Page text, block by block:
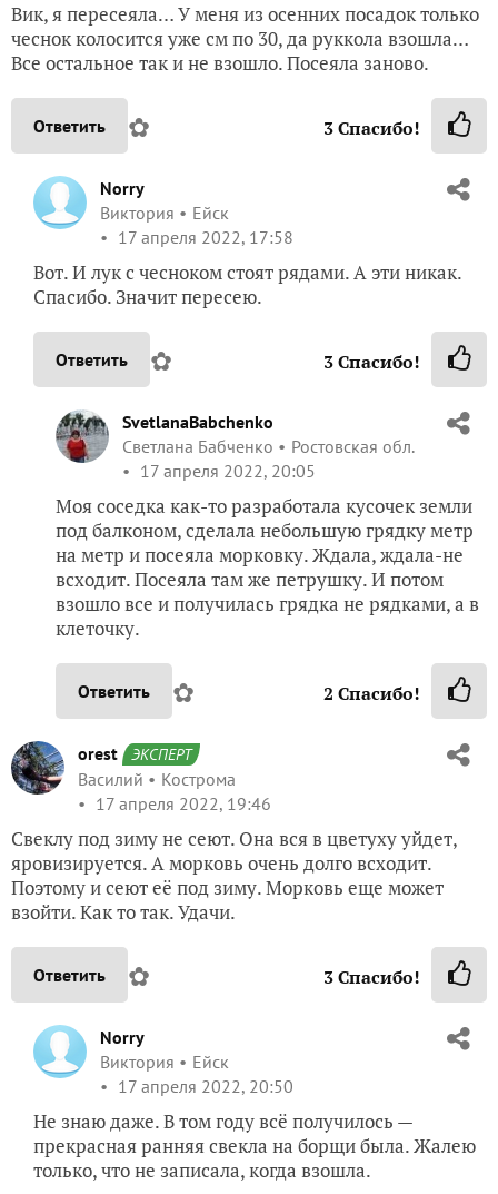
Вик, я пересеяла… У меня из осенних посадок только
чеснок колосится уже см по 30, да руккола взошла…
Все остальное так и не взошло. Посеяла заново.
Ответить ✿ 3Спасибо!
Norry
Виктория
Ейск
17 апреля 2022, 17:58
Вот. И лук с чесноком стоят рядами. А эти никак.
Спасибо. Значит пересею.
Ответить ✿ 3Спасибо!
SvetlanaBabchenko
Светлана Бабченко
Ростовская обл.
17 апреля 2022, 20:05
Моя соседка как-то разработала кусочек земли
под балконом, сделала небольшую грядку метр
на метр и посеяла морковку. Ждала, ждала-не
всходит. Посеяла там же петрушку. И потом
взошло все и получилась грядка не рядками, а в
клеточку.
Ответить ✿ 2 Спасибо!
orest ЭКСПЕРТ
Василий
Кострома
17 апреля 2022, 19:46
Свеклу под зиму не сеют. Она вся в цветуху уйдет,
яровизируется. А морковь очень долго всходит.
Поэтому и сеют её под зиму. Морковь еще может
взойти. Как то так. Удачи.
Ответить ✿ 3Спасибо!
Norry
Виктория
Ейск
17 апреля 2022, 20:50
Не знаю даже. В том году всё получилось —
прекрасная ранняя свекла на борщи была. Жалею
только, что не записала, когда взошла.